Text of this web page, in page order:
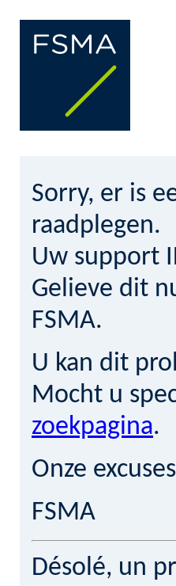
Sorry, er is
raadplegen.
Uw support
Gelieve dit
FSMA.
U kan dit
Mocht u
zoekpagina.
Onze
FSMA
Désolé, un